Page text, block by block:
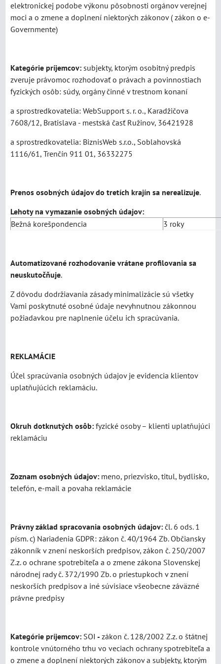
elektronickej podobe výkonu pôsobnosti orgánov verejnej
moci a o zmene a doplnení niektorých zákonov ( zákon o e-
Governmente)
Kategórie príjemcov: subjekty, ktorým osobitný predpis
zveruje právomoc rozhodovať o právach a povinnostiach
fyzických osôb: súdy, orgány činné v trestnom konaní
a sprostredkovatelia: WebSupport s. r. o., Karadžičova
7608/12, Bratislava - mestská časť Ružinov, 36421928
a sprostredkovatelia: BiznisWeb s.r.o., Soblahovská
1116/61, Trenčín 911 01, 36332275
Prenos osobných údajov do tretích krajín sa nerealizuje.
Lehoty na vymazanie osobných údajov:
Bežná korešpondencia
3 roky
Automatizované rozhodovanie vrátane profilovania sa
neuskutočňuje.
Z dôvodu dodržiavania zásady minimalizácie sú všetky
Vami poskytnuté osobné údaje nevyhnutnou zákonnou
požiadavkou pre naplnenie účelu ich spracúvania.
REKLAMÁCIE
Účel spracúvania osobných údajov je evidencia klientov
uplatňujúcich reklamáciu.
Okruh dotknutých osôb: fyzické osoby – klienti uplatňujúci
reklamáciu
Zoznam osobných údajov: meno, priezvisko, titul, bydlisko,
telefón, e-mail a povaha reklamácie
Právny základ spracovania osobných údajov: čl. 6 ods. 1
písm. c) Nariadenia GDPR: zákon č. 40/1964 Zb. Občiansky
zákonník v znení neskorších predpisov, zákon č. 250/2007
Z.z. o ochrane spotrebiteľa a o zmene zákona Slovenskej
národnej rady č. 372/1990 Zb. o priestupkoch v znení
neskorších predpisov a iné súvisiace všeobecne záväzné
právne predpisy
Kategórie príjemcov: SOI - zákon č. 128/2002 Z.z. o štátnej
kontrole vnútorného trhu vo veciach ochrany spotrebiteľa a
o zmene a doplnení niektorých zákonov a subjekty, ktorým